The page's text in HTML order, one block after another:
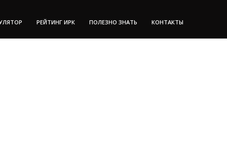
РЕЙТИНГ ИРК ПОЛЕЗНО ЗНАТЬ КОНТАКТЫ